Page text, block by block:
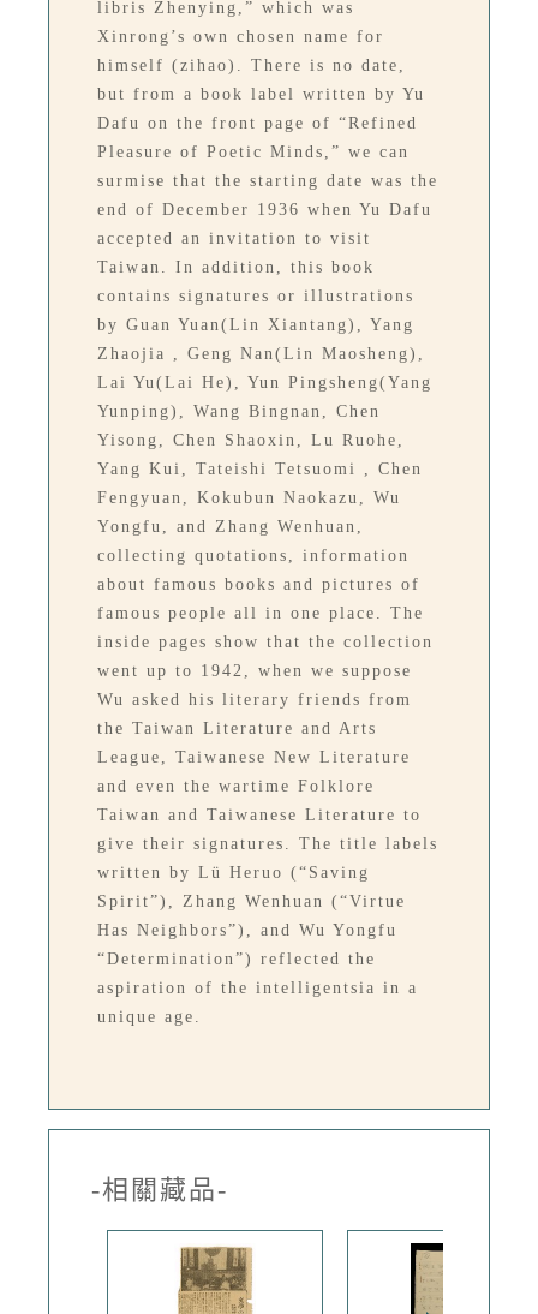
libris Zhenying,” which was
Xinrong’s own chosen name for
himself (zihao). There is no date,
but from a book label written by Yu
Dafu on the front page of “Refined
Pleasure of Poetic Minds,” we can
surmise that the starting date was the
end of December 1936 when Yu Dafu
accepted an invitation to visit
Taiwan. In addition, this book
contains signatures or illustrations
by Guan Yuan(Lin Xiantang), Yang
Zhaojia , Geng Nan(Lin Maosheng),
Lai Yu(Lai He), Yun Pingsheng(Yang
Yunping), Wang Bingnan, Chen
Yisong, Chen Shaoxin, Lu Ruohe,
Yang Kui, Tateishi Tetsuomi , Chen
Fengyuan, Kokubun Naokazu, Wu
Yongfu, and Zhang Wenhuan,
collecting quotations, information
about famous books and pictures of
famous people all in one place. The
inside pages show that the collection
went up to 1942, when we suppose
Wu asked his literary friends from
the Taiwan Literature and Arts
League, Taiwanese New Literature
and even the wartime Folklore
Taiwan and Taiwanese Literature to
give their signatures. The title labels
written by Lü Heruo (“Saving
Spirit”), Zhang Wenhuan (“Virtue
Has Neighbors”), and Wu Yongfu
“Determination”) reflected the
aspiration of the intelligentsia in a
unique age.
-相關藏品-